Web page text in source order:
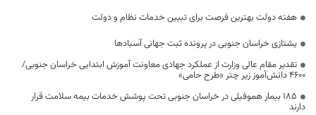
هفته دولت بهترین فرصت برای تبیین خدمات نظام و دولت
یشتازی خراسان جنوبی در پرونده ثبت جهانی آسبادها
تقدیر مقام عالی وزارت از عملکرد جهادی معاونت آموزش ابتدایی خراسان جنوبی/
۴۶۰۰ دانش‌آموز زیر چتر «طرح حامی»
۱۸۵ بیمار هموفیلی در خراسان جنوبی تحت پوشش خدمات بیمه سلامت قرار
دارند